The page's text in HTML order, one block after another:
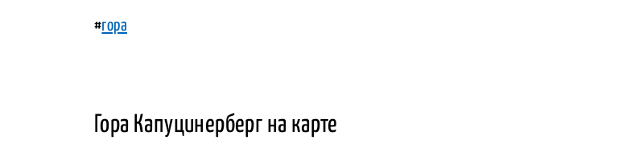
#гора
Гора Капуцинерберг на карте